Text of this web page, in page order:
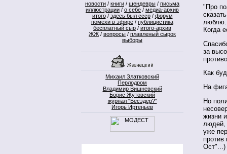
новости / книги / шендевры / письма
иллюстрации / о себе / медиа-архив
итого/ здесь был ссср/ форум
помехи в эфире / публицистика
бесплатный сыр / итого-архив
ЖЖ / вопросы / плавленый сырок
выборы
Михаил Златковский
Перлодром
Владимир Вишневский
Борис Жутовский
журнал "Бесэдер?"
Игорь Иртеньев
"Про
люблю.
Когда
за
Как
На
Но
жизни
людей,
уже
Ост"...)